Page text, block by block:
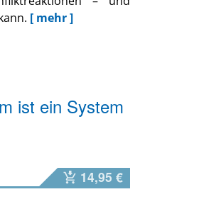
[ mehr ]
ist ein System
14,95 €